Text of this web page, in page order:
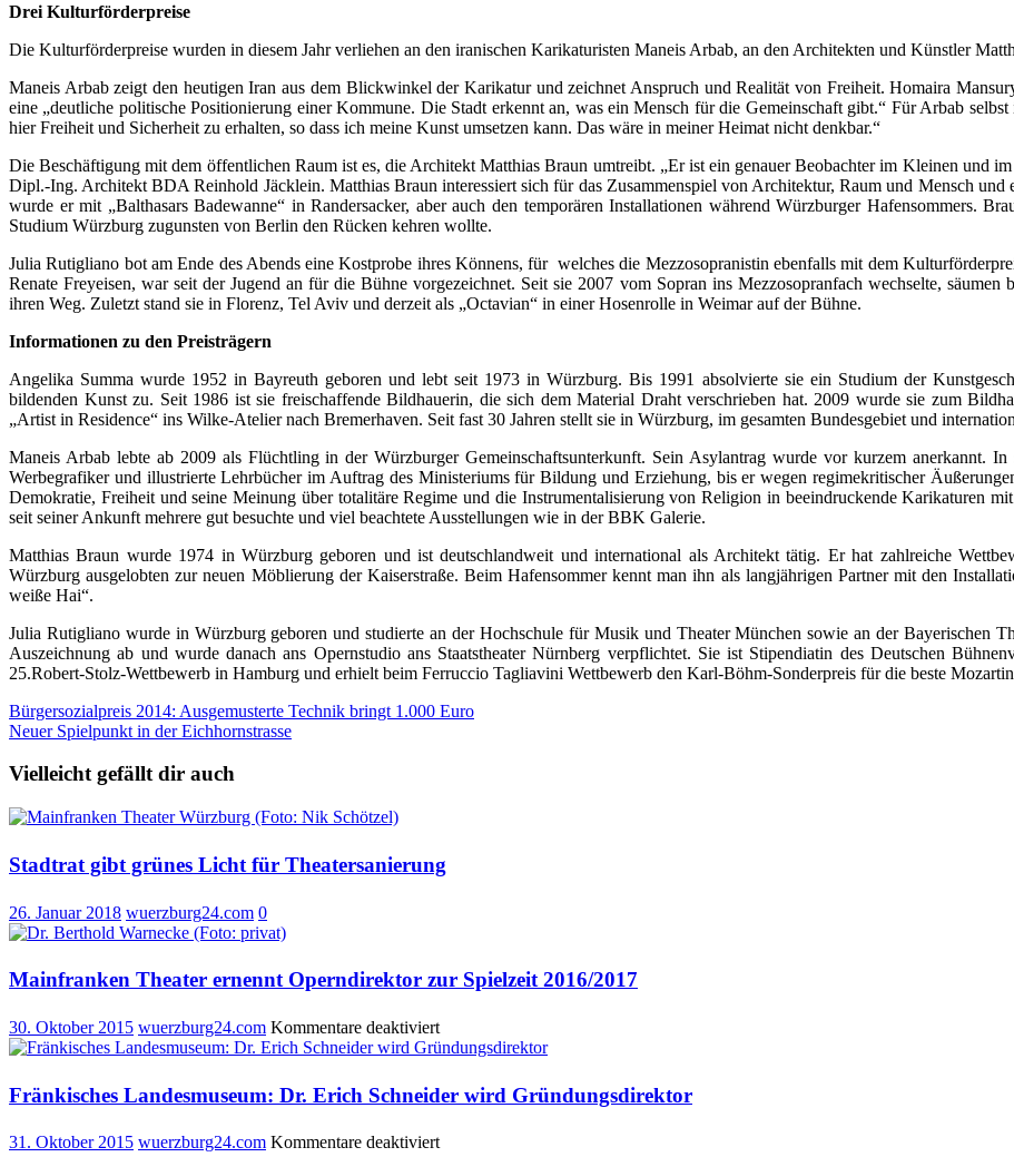
Drei Kulturförderpreise
Die Kulturförderpreise wurden in diesem Jahr verliehen an den iranischen Karikaturisten Maneis Arbab, an den Architekten und Künstler
Maneis Arbab zeigt den heutigen Iran aus dem Blickwinkel der Karikatur und zeichnet Anspruch und Realität von Freiheit. Homaira
eine „deutliche politische Positionierung einer Kommune. Die Stadt erkennt an, was ein Mensch für die Gemeinschaft gibt.“ Für Arbab
hier Freiheit und Sicherheit zu erhalten, so dass ich meine Kunst umsetzen kann. Das wäre in meiner Heimat nicht denkbar.“
Die Beschäftigung mit dem öffentlichen Raum ist es, die Architekt Matthias Braun umtreibt. „Er ist ein genauer Beobachter im Kleinen und
Dipl.-Ing. Architekt BDA Reinhold Jäcklein. Matthias Braun interessiert sich für das Zusammenspiel von Architektur, Raum und Mensch
wurde er mit „Balthasars Badewanne“ in Randersacker, aber auch den temporären Installationen während Würzburger Hafensommers.
Studium Würzburg zugunsten von Berlin den Rücken kehren wollte.
Julia Rutigliano bot am Ende des Abends eine Kostprobe ihres Könnens, für welches die Mezzosopranistin ebenfalls mit dem
Renate Freyeisen, war seit der Jugend an für die Bühne vorgezeichnet. Seit sie 2007 vom Sopran ins Mezzosopranfach wechselte,
ihren Weg. Zuletzt stand sie in Florenz, Tel Aviv und derzeit als „Octavian“ in einer Hosenrolle in Weimar auf der Bühne.
Informationen zu den Preisträgern
Angelika Summa wurde 1952 in Bayreuth geboren und lebt seit 1973 in Würzburg. Bis 1991 absolvierte sie ein Studium der
bildenden Kunst zu. Seit 1986 ist sie freischaffende Bildhauerin, die sich dem Material Draht verschrieben hat. 2009 wurde sie zum
„Artist in Residence“ ins Wilke-Atelier nach Bremerhaven. Seit fast 30 Jahren stellt sie in Würzburg, im gesamten Bundesgebiet und
Maneis Arbab lebte ab 2009 als Flüchtling in der Würzburger Gemeinschaftsunterkunft. Sein Asylantrag wurde vor kurzem anerkannt.
Werbegrafiker und illustrierte Lehrbücher im Auftrag des Ministeriums für Bildung und Erziehung, bis er wegen regimekritischer
Demokratie, Freiheit und seine Meinung über totalitäre Regime und die Instrumentalisierung von Religion in beeindruckende Karikaturen
seit seiner Ankunft mehrere gut besuchte und viel beachtete Ausstellungen wie in der BBK Galerie.
Matthias Braun wurde 1974 in Würzburg geboren und ist deutschlandweit und international als Architekt tätig. Er hat zahlreiche
Würzburg ausgelobten zur neuen Möblierung der Kaiserstraße. Beim Hafensommer kennt man ihn als langjährigen Partner mit den
weiße Hai“.
Julia Rutigliano wurde in Würzburg geboren und studierte an der Hochschule für Musik und Theater München sowie an der Bayerischen
Auszeichnung ab und wurde danach ans Opernstudio ans Staatstheater Nürnberg verpflichtet. Sie ist Stipendiatin des Deutschen
25.Robert-Stolz-Wettbewerb in Hamburg und erhielt beim Ferruccio Tagliavini Wettbewerb den Karl-Böhm-Sonderpreis für die beste
Beitragsnavigation
Bürgersozialpreis 2014: Ausgemusterte Technik bringt 1.000 Euro
Neuer Spielpunkt in der Eichhornstrasse
Vielleicht gefällt dir auch
Stadtrat gibt grünes Licht für Theatersanierung
26. Januar 2018 wuerzburg24.com 0
Mainfranken Theater ernennt Operndirektor zur Spielzeit 2016/2017
30. Oktober 2015 wuerzburg24.com Kommentare deaktiviertfür
Mainfranken
ernennt
Operndirektor
Spielzeit
Fränkisches Landesmuseum: Dr. Erich Schneider wird Gründungsdirektor
31. Oktober 2015 wuerzburg24.com Kommentare deaktiviertfür